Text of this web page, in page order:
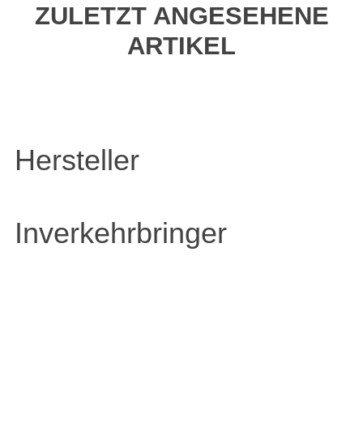
ZULETZT ANGESEHENE
ARTIKEL
Hersteller
Inverkehrbringer